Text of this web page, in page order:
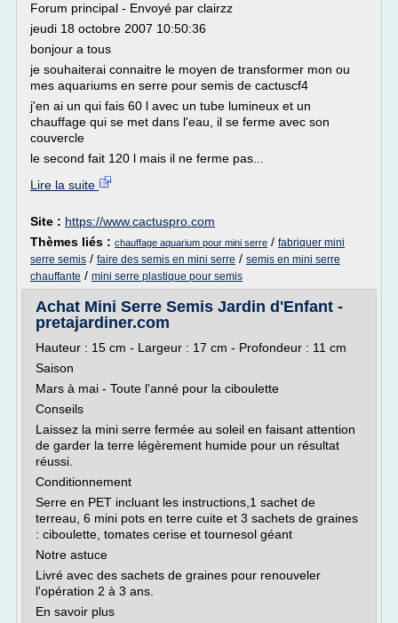
Forum principal - Envoyé par clairzz
jeudi 18 octobre 2007 10:50:36
bonjour a tous
je souhaiterai connaitre le moyen de transformer mon ou
mes aquariums en serre pour semis de cactuscf4
j'en ai un qui fais 60 l avec un tube lumineux et un
chauffage qui se met dans l'eau, il se ferme avec son
couvercle
le second fait 120 l mais il ne ferme pas...
Lire la suite
Site : https://www.cactuspro.com
Thèmes liés : chauffage aquarium pour mini serre / fabriquer mini
serre semis / faire des semis en mini serre / semis en mini serre
chauffante / mini serre plastique pour semis
Achat Mini Serre Semis Jardin d'Enfant -
pretajardiner.com
Hauteur : 15 cm - Largeur : 17 cm - Profondeur : 11 cm
Saison
Mars à mai - Toute l'anné pour la ciboulette
Conseils
Laissez la mini serre fermée au soleil en faisant attention
de garder la terre légèrement humide pour un résultat
réussi.
Conditionnement
Serre en PET incluant les instructions,1 sachet de
terreau, 6 mini pots en terre cuite et 3 sachets de graines
: ciboulette, tomates cerise et tournesol géant
Notre astuce
Livré avec des sachets de graines pour renouveler
l'opération 2 à 3 ans.
En savoir plus